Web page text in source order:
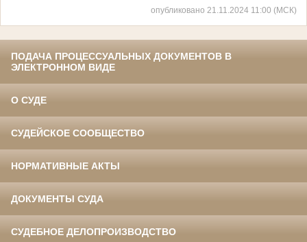
опубликовано 21.11.2024 11:00 (МСК)
ПОДАЧА ПРОЦЕССУАЛЬНЫХ ДОКУМЕНТОВ В
ЭЛЕКТРОННОМ ВИДЕ
О СУДЕ
СУДЕЙСКОЕ СООБЩЕСТВО
НОРМАТИВНЫЕ АКТЫ
ДОКУМЕНТЫ СУДА
СУДЕБНОЕ ДЕЛОПРОИЗВОДСТВО